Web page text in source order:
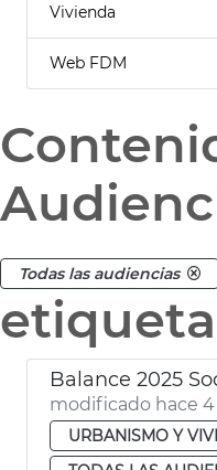
Vivienda
Web FDM
Todas las audiencias
etiqueta
modificado hace
URBANISMO Y